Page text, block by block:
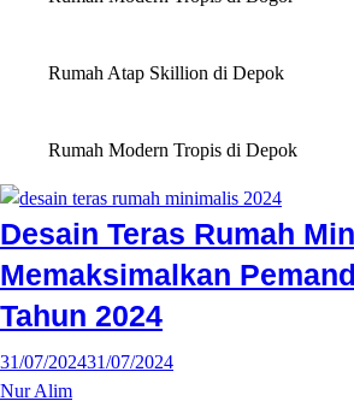
Rumah Atap Skillion di Depok
Rumah Modern Tropis di Depok
Desain Teras Rumah
Memaksimalkan
Tahun 2024
31/07/202431/07/2024
Nur Alim